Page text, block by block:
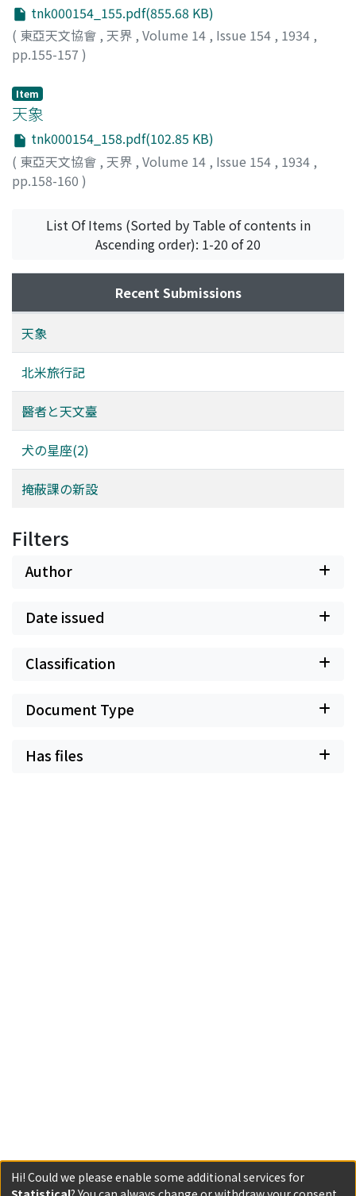
tnk000154_155.pdf(855.68 KB)
( 東亞天文協會 , 天界 , Volume 14 , Issue 154 , 1934 ,
pp.155-157 )
Item
天象
tnk000154_158.pdf(102.85 KB)
( 東亞天文協會 , 天界 , Volume 14 , Issue 154 , 1934 ,
pp.158-160 )
List Of Items (Sorted by Table of contents in
Ascending order): 1-20 of 20
Recent Submissions
天象
北米旅行記
醫者と天文臺
犬の星座(2)
掩蔽課の新設
Filters
Author
Date issued
Classification
Document Type
Has files
Hi! Could we please enable some additional services for